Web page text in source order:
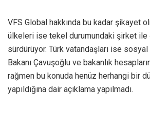
VFS Global hakkında bu kadar şikayet
ülkeleri ise tekel durumundaki şirket ile
sürdürüyor. Türk vatandaşları ise
Bakanı Çavuşoğlu ve bakanlık
rağmen bu konuda henüz herhangi bir
yapıldığına dair açıklama yapılmadı.